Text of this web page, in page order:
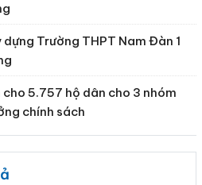
Trường THPT Nam Đàn 1
5.757 hộ dân cho 3 nhóm
chính sách